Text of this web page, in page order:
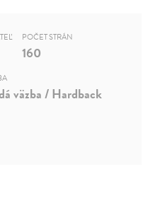
POČET STRÁN
160
väzba / Hardback